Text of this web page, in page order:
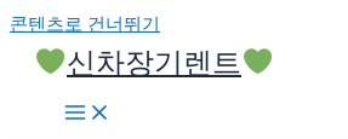
콘텐츠로 건너뛰기
신차장기렌트